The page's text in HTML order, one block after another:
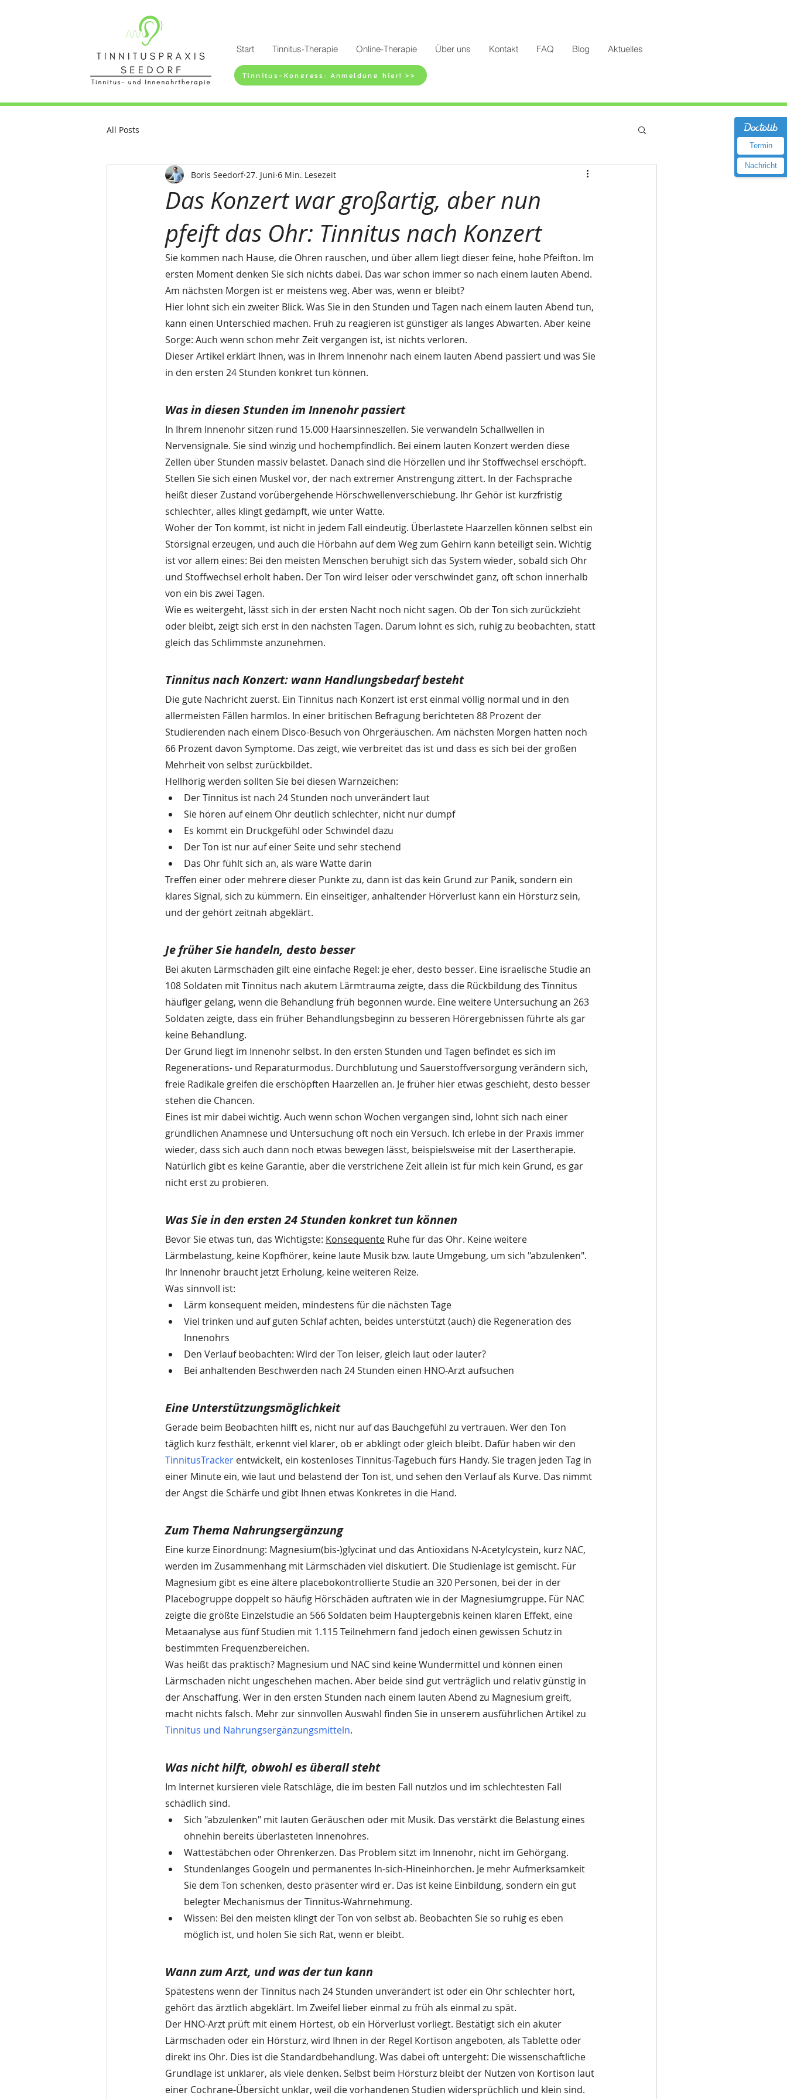
Start Tinnitus-Therapie Online-Therapie Über uns Kontakt FAQ Blog Aktuelles
Tinnitus-Kongress: Anmeldung hier! >>
All Posts
Das Konzert war großartig, aber nun
pfeift das Ohr: Tinnitus nach Konzert
Boris Seedorf 27. Juni 6 Min. Lesezeit
Sie kommen nach Hause, die Ohren rauschen, und über allem liegt dieser feine, hohe Pfeifton. Im
ersten Moment denken Sie sich nichts dabei. Das war schon immer so nach einem lauten Abend.
Am nächsten Morgen ist er meistens weg. Aber was, wenn er bleibt?
Hier lohnt sich ein zweiter Blick. Was Sie in den Stunden und Tagen nach einem lauten Abend tun,
kann einen Unterschied machen. Früh zu reagieren ist günstiger als langes Abwarten. Aber keine
Sorge: Auch wenn schon mehr Zeit vergangen ist, ist nichts verloren.
Dieser Artikel erklärt Ihnen, was in Ihrem Innenohr nach einem lauten Abend passiert und was Sie
in den ersten 24 Stunden konkret tun können.
Was in diesen Stunden im Innenohr passiert
In Ihrem Innenohr sitzen rund 15.000 Haarsinneszellen. Sie verwandeln Schallwellen in
Nervensignale. Sie sind winzig und hochempfindlich. Bei einem lauten Konzert werden diese
Zellen über Stunden massiv belastet. Danach sind die Hörzellen und ihr Stoffwechsel erschöpft.
Stellen Sie sich einen Muskel vor, der nach extremer Anstrengung zittert. In der Fachsprache
heißt dieser Zustand vorübergehende Hörschwellenverschiebung. Ihr Gehör ist kurzfristig
schlechter, alles klingt gedämpft, wie unter Watte.
Woher der Ton kommt, ist nicht in jedem Fall eindeutig. Überlastete Haarzellen können selbst ein
Störsignal erzeugen, und auch die Hörbahn auf dem Weg zum Gehirn kann beteiligt sein. Wichtig
ist vor allem eines: Bei den meisten Menschen beruhigt sich das System wieder, sobald sich Ohr
und Stoffwechsel erholt haben. Der Ton wird leiser oder verschwindet ganz, oft schon innerhalb
von ein bis zwei Tagen.
Wie es weitergeht, lässt sich in der ersten Nacht noch nicht sagen. Ob der Ton sich zurückzieht
oder bleibt, zeigt sich erst in den nächsten Tagen. Darum lohnt es sich, ruhig zu beobachten, statt
gleich das Schlimmste anzunehmen.
Tinnitus nach Konzert: wann Handlungsbedarf besteht
Die gute Nachricht zuerst. Ein Tinnitus nach Konzert ist erst einmal völlig normal und in den
allermeisten Fällen harmlos. In einer britischen Befragung berichteten 88 Prozent der
Studierenden nach einem Disco-Besuch von Ohrgeräuschen. Am nächsten Morgen hatten noch
66 Prozent davon Symptome. Das zeigt, wie verbreitet das ist und dass es sich bei der großen
Mehrheit von selbst zurückbildet.
Hellhörig werden sollten Sie bei diesen Warnzeichen:
Der Tinnitus ist nach 24 Stunden noch unverändert laut
Sie hören auf einem Ohr deutlich schlechter, nicht nur dumpf
Es kommt ein Druckgefühl oder Schwindel dazu
Der Ton ist nur auf einer Seite und sehr stechend
Das Ohr fühlt sich an, als wäre Watte darin
Treffen einer oder mehrere dieser Punkte zu, dann ist das kein Grund zur Panik, sondern ein
klares Signal, sich zu kümmern. Ein einseitiger, anhaltender Hörverlust kann ein Hörsturz sein,
und der gehört zeitnah abgeklärt.
Je früher Sie handeln, desto besser
Bei akuten Lärmschäden gilt eine einfache Regel: je eher, desto besser. Eine israelische Studie an
108 Soldaten mit Tinnitus nach akutem Lärmtrauma zeigte, dass die Rückbildung des Tinnitus
häufiger gelang, wenn die Behandlung früh begonnen wurde. Eine weitere Untersuchung an 263
Soldaten zeigte, dass ein früher Behandlungsbeginn zu besseren Hörergebnissen führte als gar
keine Behandlung.
Der Grund liegt im Innenohr selbst. In den ersten Stunden und Tagen befindet es sich im
Regenerations- und Reparaturmodus. Durchblutung und Sauerstoffversorgung verändern sich,
freie Radikale greifen die erschöpften Haarzellen an. Je früher hier etwas geschieht, desto besser
stehen die Chancen.
Eines ist mir dabei wichtig. Auch wenn schon Wochen vergangen sind, lohnt sich nach einer
gründlichen Anamnese und Untersuchung oft noch ein Versuch. Ich erlebe in der Praxis immer
wieder, dass sich auch dann noch etwas bewegen lässt, beispielsweise mit der Lasertherapie.
Natürlich gibt es keine Garantie, aber die verstrichene Zeit allein ist für mich kein Grund, es gar
nicht erst zu probieren.
Was Sie in den ersten 24 Stunden konkret tun können
Bevor Sie etwas tun, das Wichtigste: Konsequente Ruhe für das Ohr. Keine weitere
Lärmbelastung, keine Kopfhörer, keine laute Musik bzw. laute Umgebung, um sich "abzulenken".
Ihr Innenohr braucht jetzt Erholung, keine weiteren Reize.
Was sinnvoll ist:
Lärm konsequent meiden, mindestens für die nächsten Tage
Viel trinken und auf guten Schlaf achten, beides unterstützt (auch) die Regeneration des
Innenohrs
Den Verlauf beobachten: Wird der Ton leiser, gleich laut oder lauter?
Bei anhaltenden Beschwerden nach 24 Stunden einen HNO-Arzt aufsuchen
Eine Unterstützungsmöglichkeit
Gerade beim Beobachten hilft es, nicht nur auf das Bauchgefühl zu vertrauen. Wer den Ton
täglich kurz festhält, erkennt viel klarer, ob er abklingt oder gleich bleibt. Dafür haben wir den
TinnitusTracker entwickelt, ein kostenloses Tinnitus-Tagebuch fürs Handy. Sie tragen jeden Tag in
einer Minute ein, wie laut und belastend der Ton ist, und sehen den Verlauf als Kurve. Das nimmt
der Angst die Schärfe und gibt Ihnen etwas Konkretes in die Hand.
Zum Thema Nahrungsergänzung
Eine kurze Einordnung: Magnesium(bis-)glycinat und das Antioxidans N-Acetylcystein, kurz NAC,
werden im Zusammenhang mit Lärmschäden viel diskutiert. Die Studienlage ist gemischt. Für
Magnesium gibt es eine ältere placebokontrollierte Studie an 320 Personen, bei der in der
Placebogruppe doppelt so häufig Hörschäden auftraten wie in der Magnesiumgruppe. Für NAC
zeigte die größte Einzelstudie an 566 Soldaten beim Hauptergebnis keinen klaren Effekt, eine
Metaanalyse aus fünf Studien mit 1.115 Teilnehmern fand jedoch einen gewissen Schutz in
bestimmten Frequenzbereichen.
Was heißt das praktisch? Magnesium und NAC sind keine Wundermittel und können einen
Lärmschaden nicht ungeschehen machen. Aber beide sind gut verträglich und relativ günstig in
der Anschaffung. Wer in den ersten Stunden nach einem lauten Abend zu Magnesium greift,
macht nichts falsch. Mehr zur sinnvollen Auswahl finden Sie in unserem ausführlichen Artikel zu
Tinnitus und Nahrungsergänzungsmitteln.
Was nicht hilft, obwohl es überall steht
Im Internet kursieren viele Ratschläge, die im besten Fall nutzlos und im schlechtesten Fall
schädlich sind.
Sich "abzulenken" mit lauten Geräuschen oder mit Musik. Das verstärkt die Belastung eines
ohnehin bereits überlasteten Innenohres.
Wattestäbchen oder Ohrenkerzen. Das Problem sitzt im Innenohr, nicht im Gehörgang.
Stundenlanges Googeln und permanentes In-sich-Hineinhorchen. Je mehr Aufmerksamkeit
Sie dem Ton schenken, desto präsenter wird er. Das ist keine Einbildung, sondern ein gut
belegter Mechanismus der Tinnitus-Wahrnehmung.
Wissen: Bei den meisten klingt der Ton von selbst ab. Beobachten Sie so ruhig es eben
möglich ist, und holen Sie sich Rat, wenn er bleibt.
Wann zum Arzt, und was der tun kann
Spätestens wenn der Tinnitus nach 24 Stunden unverändert ist oder ein Ohr schlechter hört,
gehört das ärztlich abgeklärt. Im Zweifel lieber einmal zu früh als einmal zu spät.
Der HNO-Arzt prüft mit einem Hörtest, ob ein Hörverlust vorliegt. Bestätigt sich ein akuter
Lärmschaden oder ein Hörsturz, wird Ihnen in der Regel Kortison angeboten, als Tablette oder
direkt ins Ohr. Dies ist die Standardbehandlung. Was dabei oft untergeht: Die wissenschaftliche
Grundlage ist unklarer, als viele denken. Selbst beim Hörsturz bleibt der Nutzen von Kortison laut
einer Cochrane-Übersicht unklar, weil die vorhandenen Studien widersprüchlich und klein sind.
Termin
Nachricht